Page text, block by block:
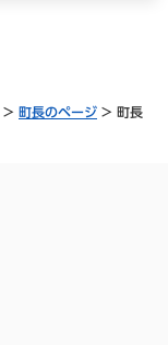
> 町長のページ > 町長